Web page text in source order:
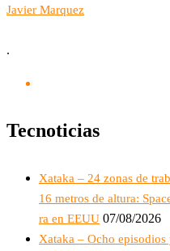
Javier Marquez
.
Tecnoticias
Xataka – 24 zonas de
16 metros de altura:
ra en EEUU 07/08/2026
Xataka – Ocho